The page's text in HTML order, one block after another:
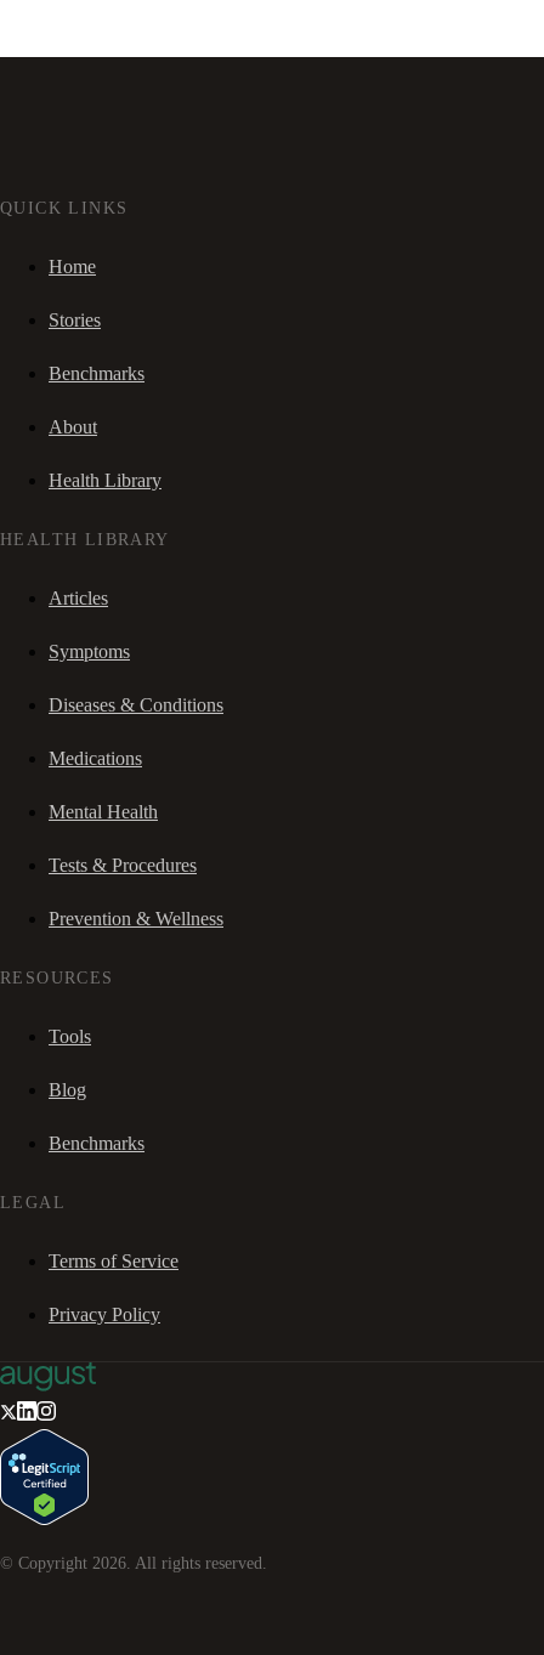
QUICK LINKS
Home
Stories
Benchmarks
About
Health Library
HEALTH LIBRARY
Articles
Symptoms
Diseases & Conditions
Medications
Mental Health
Tests & Procedures
Prevention & Wellness
RESOURCES
Tools
Blog
Benchmarks
LEGAL
Terms of Service
Privacy Policy
© Copyright 2026. All rights reserved.